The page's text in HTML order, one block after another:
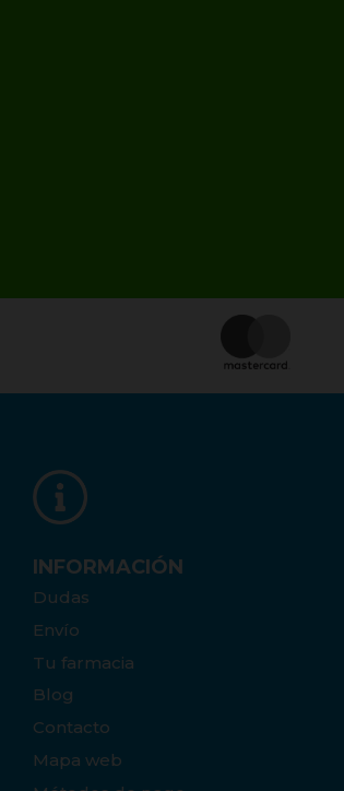
INFORMACIÓN
Dudas
Envío
Tu farmacia
Blog
Contacto
Mapa web